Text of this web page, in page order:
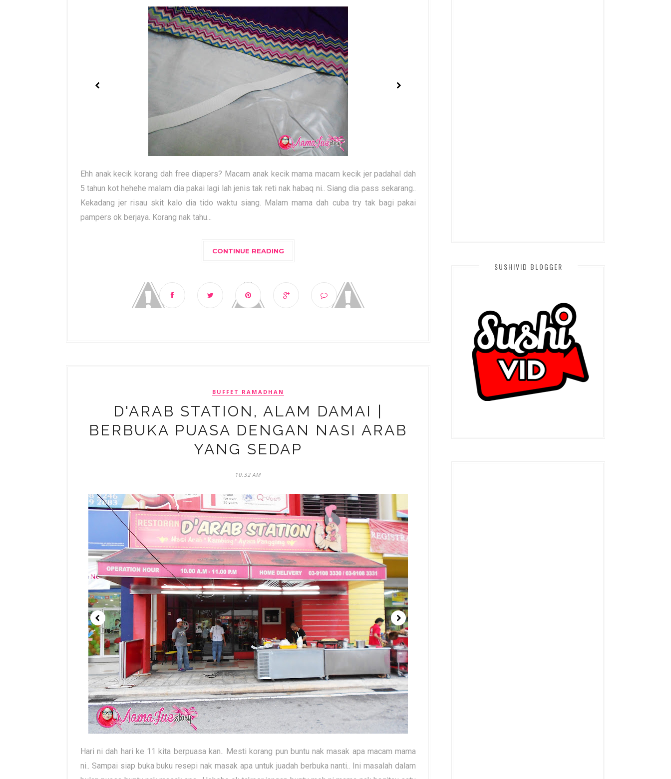
Ehh anak kecik korang dah free diapers? Macam anak kecik mama macam kecik jer padahal dah
5 tahun kot hehehe malam dia pakai lagi lah jenis tak reti nak habaq ni.. Siang dia pass sekarang..
Kekadang jer risau skit kalo dia tido waktu siang. Malam mama dah cuba try tak bagi pakai
pampers ok berjaya. Korang nak tahu...
CONTINUE READING
BUFFET RAMADHAN
D'ARAB STATION, ALAM DAMAI |
BERBUKA PUASA DENGAN NASI ARAB
YANG SEDAP
10:32 AM
Hari ni dah hari ke 11 kita berpuasa kan.. Mesti korang pun buntu nak masak apa macam mama
ni.. Sampai siap buka buku resepi nak masak apa untuk juadah berbuka nanti.. Ini masalah dalam
SUSHIVID BLOGGER